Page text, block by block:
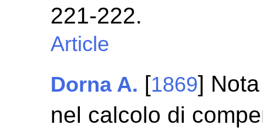
221-222.
Article
Dorna A. [1869]
nel calcolo di